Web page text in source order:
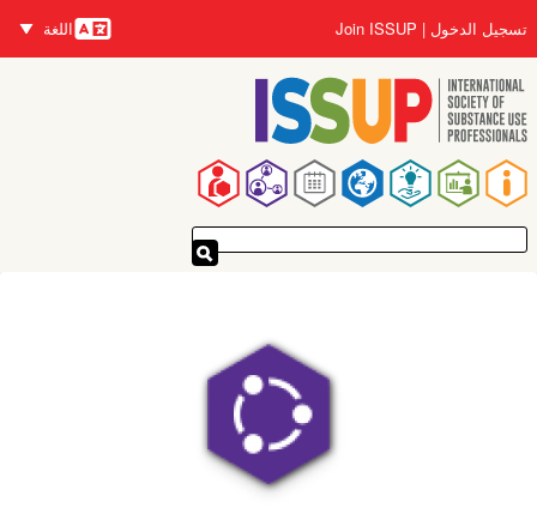
إلى
المحتوى
الرئيسي
تسجيل الدخول Join ISSUP
اللغات
اللغة
القائمة
الرئيسية